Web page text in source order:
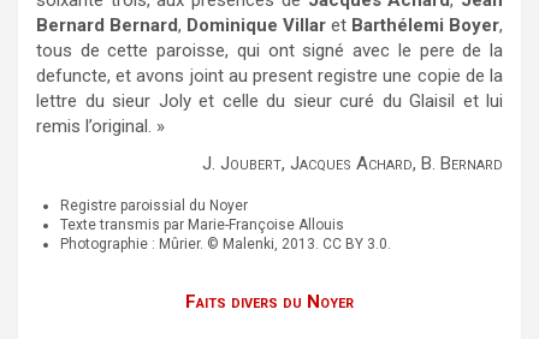
Bernard Bernard, Dominique Villar et Barthélemi Boyer,
tous de cette paroisse, qui ont signé avec le pere de la
defuncte, et avons joint au present registre une copie de la
lettre du sieur Joly et celle du sieur curé du Glaisil et lui
remis l’original. »
J. Joubert, Jacques Achard, B. Bernard
Registre paroissial du Noyer
Texte transmis par Marie-Françoise Allouis
Photographie : Mûrier. © Malenki, 2013. CC BY 3.0.
Faits divers du Noyer